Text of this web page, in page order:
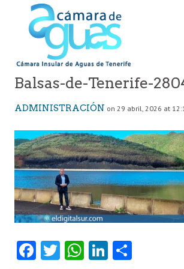
Balsas-de-Tenerife-
ADMINISTRACIÓN on 29 abril, 2026 at
Fa T W Li